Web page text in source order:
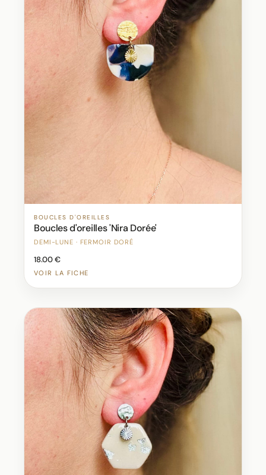
BOUCLES D'OREILLES
Boucles d'oreilles 'Nira Dorée'
DEMI-LUNE · FERMOIR DORÉ
18.00 €
VOIR LA FICHE